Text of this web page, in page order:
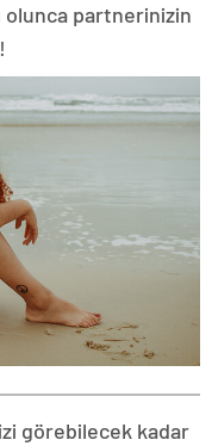
olunca partnerinizin
görebilecek kadar